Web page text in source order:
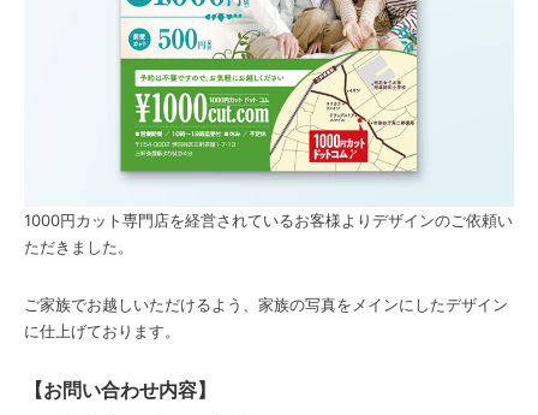
1000円カット専門店を経営されているお客様よりデザインのご依頼い
ただきました。
ご家族でお越しいただけるよう、家族の写真をメインにしたデザイン
に仕上げております。
【お問い合わせ内容】